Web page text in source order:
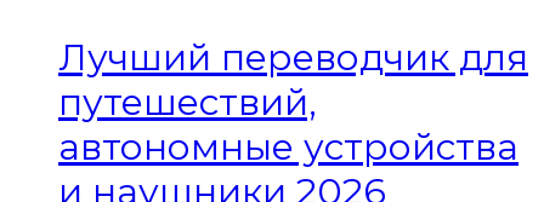
Лучший переводчик для
путешествий,
автономные устройства
и наушники 2026